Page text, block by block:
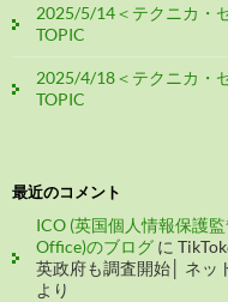
2025/5/14＜テクニカ・
TOPIC
2025/4/18＜テクニカ・
TOPIC
最近のコメント
ICO (英国個人情報保護
Office)のブログ に
英政府も調査開始│ ネッ
より